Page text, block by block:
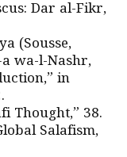
Dar al-Fikr,
(Sousse,
wa-l-Nashr,
in
Thought,” 38.
Salafism,